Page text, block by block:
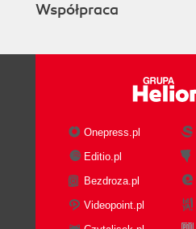
Współpraca
Onepress.pl
Editio.pl
Bezdroza.pl
Videopoint.pl